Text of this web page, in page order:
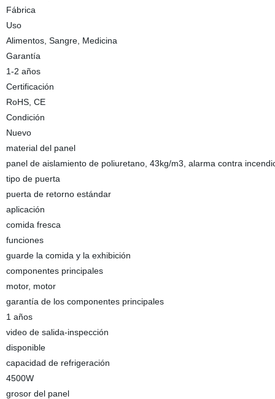
Fábrica
Uso
Alimentos, Sangre, Medicina
Garantía
1-2 años
Certificación
RoHS, CE
Condición
Nuevo
material del panel
panel de aislamiento de poliuretano, 43kg/m3, alarma contra
tipo de puerta
puerta de retorno estándar
aplicación
comida fresca
funciones
guarde la comida y la exhibición
componentes principales
motor, motor
garantía de los componentes principales
1 años
video de salida-inspección
disponible
capacidad de refrigeración
4500W
grosor del panel